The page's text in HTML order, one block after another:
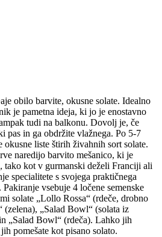
obilo barvite, okusne solate. Idealno
je pametna ideja, ki jo je enostavno
tudi na balkonu. Dovolj je, če
pas in ga obdržite vlažnega. Po 5-7
okusne liste štirih živahnih sort solate.
naredijo barvito mešanico, ki je
tako kot v gurmanski deželi Franciji ali
specialitete s svojega praktičnega
vsebuje 4 ločene semenske
solate „Lollo Rossa“ (rdeče, drobno
„Salad Bowl“ (solata iz
„Salad Bowl“ (rdeča). Lahko jih
pomešate kot pisano solato.